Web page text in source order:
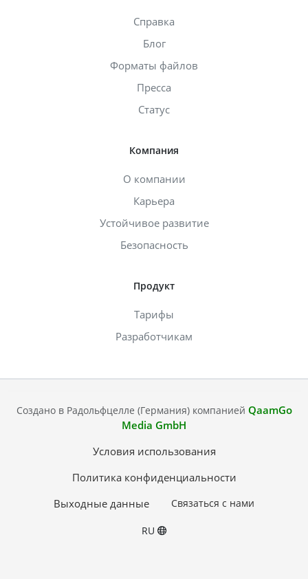
Справка
Блог
Форматы файлов
Пресса
Статус
Компания
О компании
Карьера
Устойчивое развитие
Безопасность
Продукт
Тарифы
Разработчикам
Создано в Радольфцелле (Германия) компанией QaamGo
Media GmbH
Условия использования
Политика конфиденциальности
Выходные данные
Связаться с нами
RU